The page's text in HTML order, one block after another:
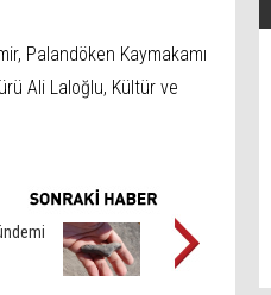
Palandöken Kaymakamı
Ali Laloğlu, Kültür ve